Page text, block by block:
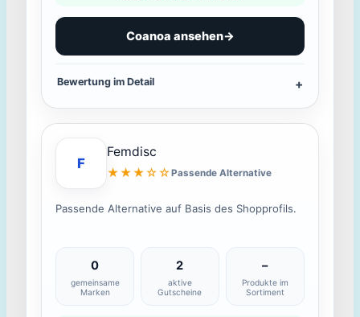
Coanoa ansehen→
Bewertung im Detail
F
Femdisc
★★★☆☆Passende Alternative
Passende Alternative auf Basis des Shopprofils.
0
gemeinsame
Marken
2
aktive
Gutscheine
–
Produkte im
Sortiment